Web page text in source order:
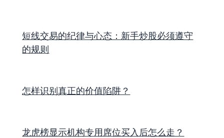
短线交易的纪律与心态：新手炒股必须遵守
的规则
怎样识别真正的价值陷阱？
龙虎榜显示机构专用席位买入后怎么走？